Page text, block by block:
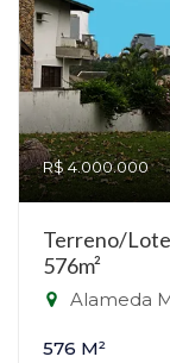
R$ 4.000.000
Terreno/Lote
576m²
Alameda
576 M²